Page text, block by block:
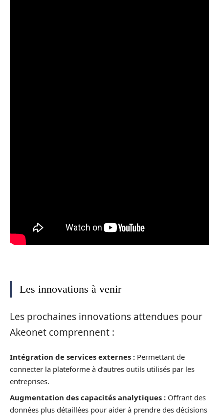
Les innovations à venir
Les prochaines innovations attendues pour
Akeonet comprennent :
Intégration de services externes : Permettant de
connecter la plateforme à d’autres outils utilisés par les
entreprises.
Augmentation des capacités analytiques : Offrant des
données plus détaillées pour aider à prendre des décisions